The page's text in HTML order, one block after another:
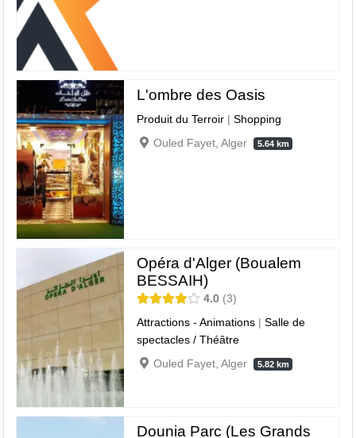
L'ombre des Oasis
Produit du Terroir |Shopping
Ouled Fayet, Alger
5.64 km
Opéra d'Alger (Boualem
BESSAIH)
4.0 3
Attractions - Animations |Salle de
spectacles / Théâtre
Ouled Fayet, Alger
5.82 km
Dounia Parc (Les Grands